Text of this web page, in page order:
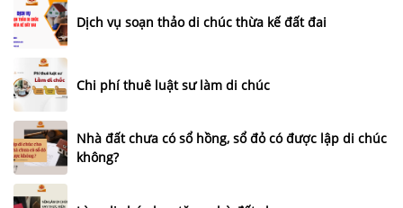
Dịch vụ soạn thảo di chúc thừa kế đất đai
Chi phí thuê luật sư làm di chúc
Nhà đất chưa có sổ hồng, sổ đỏ có được lập di chúc
không?